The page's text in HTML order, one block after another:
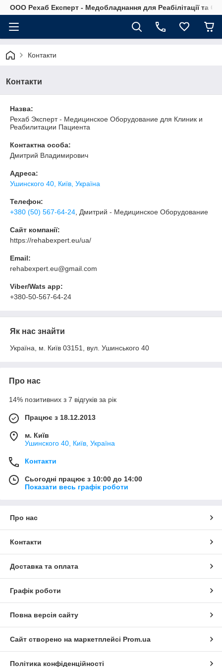
OOO Рехаб Експерт - Медобладнання для Реабілітації та
Контакти
Контакти
Назва:
Рехаб Эксперт - Медицинское Оборудование для Клиник и
Реабилитации Пациента
Контактна особа:
Дмитрий Владимирович
Адреса:
Ушинского 40, Київ, Україна
Телефон:
+380 (50) 567-64-24 , Дмитрий - Медицинское Оборудование
Сайт компанії:
https://rehabexpert.eu/ua/
Email:
rehabexpert.eu@gmail.com
Viber/Wats app:
+380-50-567-64-24
Як нас знайти
Україна, м. Київ 03151, вул. Ушинського 40
Про нас
14% позитивних з 7 відгуків за рік
Працює з 18.12.2013
м. Київ
Ушинского 40, Київ, Україна
Контакти
Сьогодні працює з 10:00 до 14:00
Показати весь графік роботи
Про нас
Контакти
Доставка та оплата
Графік роботи
Повна версія сайту
Сайт створено на маркетплейсі Prom.ua
Політика конфіденційності